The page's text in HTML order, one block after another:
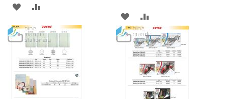
ADD
TO
WISH
LIST
TO
COMPARE
ADD
TO
WISH
LIST
TO
COMPARE